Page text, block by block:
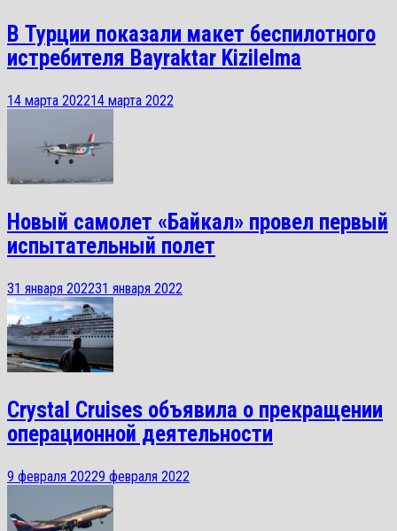
В Турции показали макет беспилотного
истребителя Bayraktar Kizilelma
14 марта 202214 марта 2022
Новый самолет «Байкал» провел первый
испытательный полет
31 января 202231 января 2022
Crystal Cruises объявила о прекращении
операционной деятельности
9 февраля 20229 февраля 2022